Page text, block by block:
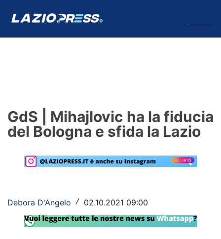
Formello
Primavera
Lazio Women
GdS | Mihajlovic ha la fiducia
del Bologna e sfida la Lazio
Debora D'Angelo / 02.10.2021 09:00